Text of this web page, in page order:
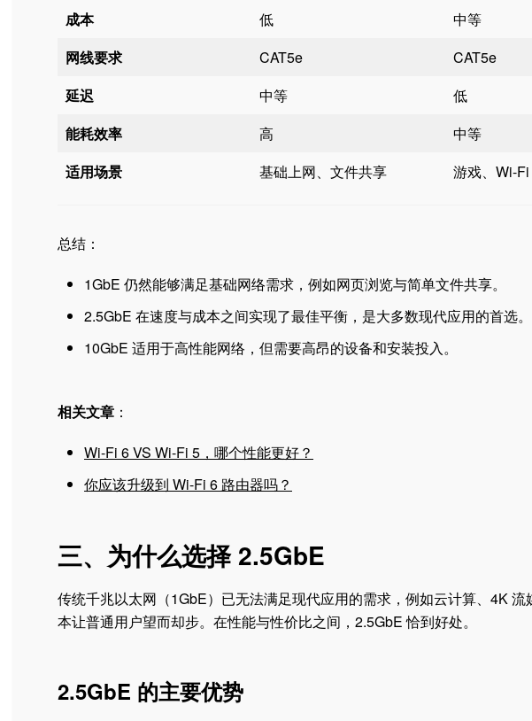
成本
低 中等
网线要求
CAT5e CAT5e
延迟
中等 低
能耗效率
高 中等
适用场景
基础上网、文件共享 游戏、Wi-
总结：
1GbE 仍然能够满足基础网络需求，例如网页浏览与简单文件共享。
2.5GbE 在速度与成本之间实现了最佳平衡，是大多数现代应用的首选。
10GbE 适用于高性能网络，但需要高昂的设备和安装投入。
相关文章 ：
Wi-Fi 6 VS Wi-Fi 5，哪个性能更好？
你应该升级到 Wi-Fi 6 路由器吗？
三、为什么选择 2.5GbE
传统千兆以太网（1GbE）已无法满足现代应用的需求，例如云计算、4K
本让普通用户望而却步。在性能与性价比之间，2.5GbE 恰到好处。
2.5GbE 的主要优势